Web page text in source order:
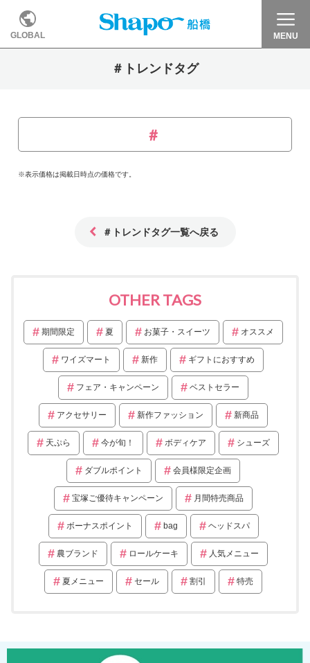
GLOBAL MENU
＃トレンドタグ
※表示価格は掲載日時点の価格です。
＃トレンドタグ一覧へ戻る
OTHER TAGS
期間限定 夏 お菓子・スイーツ オススメ
ワイズマート 新作 ギフトにおすすめ
フェア・キャンペーン ベストセラー
アクセサリー 新作ファッション 新商品
天ぷら 今が旬！ ボディケア シューズ
ダブルポイント 会員様限定企画
宝塚ご優待キャンペーン 月間特売商品
ボーナスポイント bag ヘッドスパ
農ブランド ロールケーキ 人気メニュー
夏メニュー セール 割引 特売